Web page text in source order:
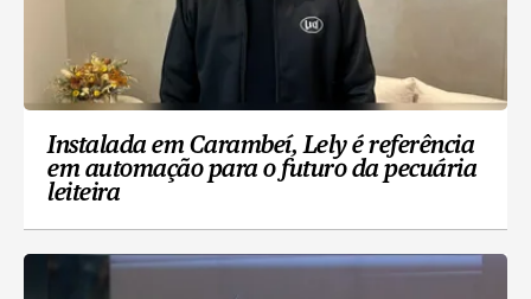
Instalada em Carambeí, Lely é referência
em automação para o futuro da pecuária
leiteira